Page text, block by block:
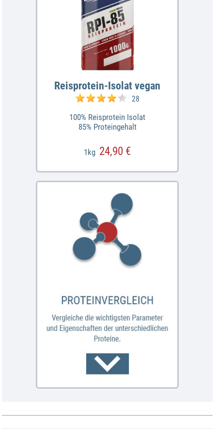
Reisprotein-Isolat vegan
28
100% Reisprotein Isolat
85% Proteingehalt
1kg 24,90 €